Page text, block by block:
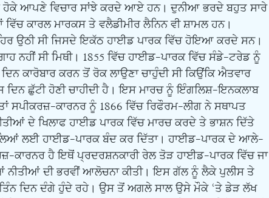
ਆਪਣੇ ਵਿਚਾਰ ਸਾਂਝੇ ਕਰਦੇ ਆਏ ਹਨ। ਦੁਨੀਆ ਭਰਦੇ ਬਹੁਤ ਸਾਰੇ
ਕਾਰਲ ਮਾਰਕਸ ਤੇ ਵਲੈਡੀਮੀਰ ਲੈਨਿਨ ਵੀ ਸ਼ਾਮਲ ਹਨ।
ਨਹੀਂ ਸੀ ਮਿਥੀ। 1855 ਵਿੱਚ ਹਾਈਡ-ਪਾਰਕ ਵਿੱਚ ਸੰਡੇ-ਟਰੇਡ ਨੂੰ
ਕਾਰੋਬਾਰ ਕਰਨ ਤੋਂ ਰੋਕ ਲਾਉਣਾ ਚਾਹੁੰਦੀ ਸੀ ਕਿਉਂਕਿ ਐਤਵਾਰ
ਛੁੱਟੀ ਹੋਣੀ ਚਾਹੀਦੀ ਹੈ। ਇਸ ਮਾਰਚ ਨੂੰ ਇੰਗਲਿਸ਼-ਇਨਕਲਾਬ
ਸਪੀਕਰਜ਼-ਕਾਰਨਰ ਨੂੰ 1866 ਵਿੱਚ ਰਿਫੌਰਮ-ਲੀਗ ਨੇ ਸਥਾਪਤ
ਦੇ ਖਿਲਾਫ ਹਾਈਡ ਪਾਰਕ ਵਿੱਚ ਮਾਰਚ ਕਰਦੇ ਤੇ ਭਾਸ਼ਨ ਦਿੱਤੇ
ਲਈ ਹਾਈਡ-ਪਾਰਕ ਬੰਦ ਕਰ ਦਿੱਤਾ। ਹਾਈਡ-ਪਾਰਕ ਦੇ ਆਲੇ-
ਕਾਰਨਰ ਹੈ ਇਥੋਂ ਪ੍ਰਦਰਸ਼ਨਕਾਰੀ ਰੇਲ ਤੋੜ ਹਾਈਡ-ਪਾਰਕ ਵਿੱਚ ਜਾ
ਨੀਤੀਆਂ ਦੀ ਭਰਵੀਂ ਆਲੋਚਨਾ ਕੀਤੀ। ਇਸ ਗੱਲ ਨੂੰ ਲੈਕੇ ਪੁਲੀਸ ਤੇ
ਦਿਨ ਦੰਗੇ ਹੁੰਦੇ ਰਹੇ। ਉਸ ਤੋਂ ਅਗਲੇ ਸਾਲ ਉਸੇ ਮੌਕੇ ‘ਤੇ ਡੇੜ ਲੱਖ